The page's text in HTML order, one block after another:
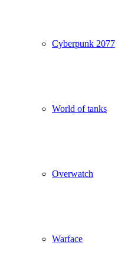
Cyberpunk 2077
World of tanks
Overwatch
Warface